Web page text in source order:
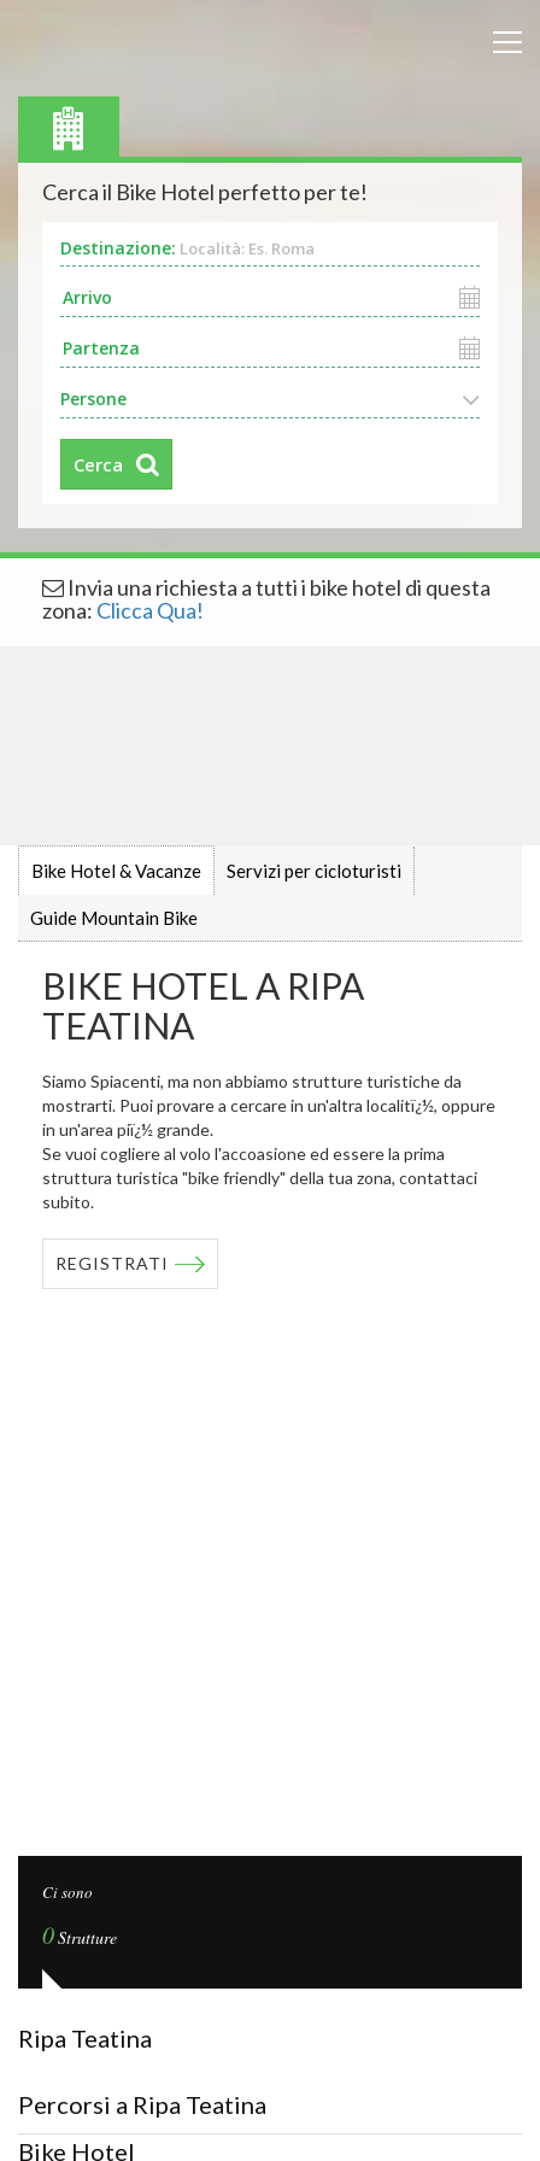
Cerca il Bike Hotel perfetto per te!
Destinazione: Località: Es. Roma
Persone
Cerca
Invia una richiesta a tutti i bike hotel di questa
zona: Clicca Qua!
Bike Hotel & Vacanze Servizi per cicloturisti
Guide Mountain Bike
BIKE HOTEL A RIPA
TEATINA
Siamo Spiacenti, ma non abbiamo strutture turistiche da
mostrarti. Puoi provare a cercare in un'altra localitï¿½, oppure
in un'area piï¿½ grande.
Se vuoi cogliere al volo l'accoasione ed essere la prima
struttura turistica "bike friendly" della tua zona, contattaci
subito.
REGISTRATI
Ci sono
0Strutture
Ripa Teatina
Percorsi a Ripa Teatina
Bike Hotel